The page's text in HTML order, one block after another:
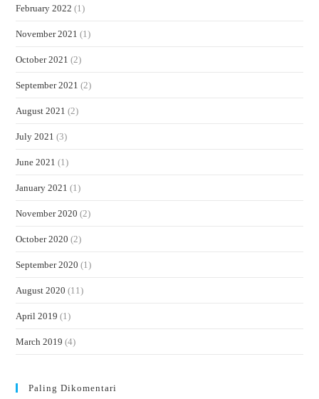
February 2022 (1)
November 2021 (1)
October 2021 (2)
September 2021 (2)
August 2021 (2)
July 2021 (3)
June 2021 (1)
January 2021 (1)
November 2020 (2)
October 2020 (2)
September 2020 (1)
August 2020 (11)
April 2019 (1)
March 2019 (4)
Paling Dikomentari